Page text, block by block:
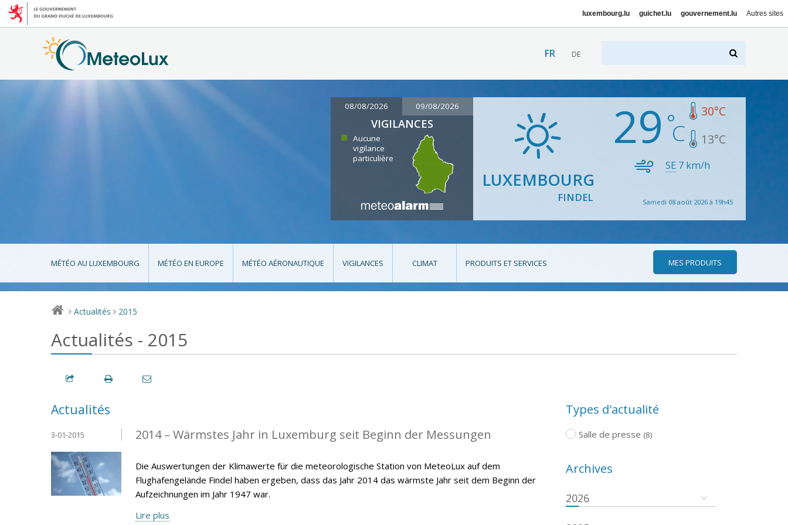
luxembourg.lu guichet.lu gouvernement.lu Autres sites
FR DE
08/08/2026 09/08/2026
VIGILANCES
Aucune
vigilance
particulière
LUXEMBOURG
FINDEL
29 30°C
13°C
SE7 km/h
Samedi 08 août 2026 à 19h45
MÉTÉO AU LUXEMBOURG MÉTÉO EN EUROPE MÉTÉO AÉRONAUTIQUE VIGILANCES CLIMAT PRODUITS ET SERVICES MES PRODUITS
> Actualités > 2015
Actualités - 2015
Actualités
2014 – Wärmstes Jahr in Luxemburg seit Beginn der Messungen
3-01-2015
Die Auswertungen der Klimawerte für die meteorologische Station von MeteoLux auf dem
Flughafengelände Findel haben ergeben, dass das Jahr 2014 das wärmste Jahr seit dem Beginn der
Aufzeichnungen im Jahr 1947 war.
Lire plus
Types d'actualité
Salle de presse (8)
Archives
2026